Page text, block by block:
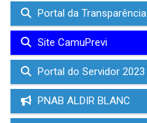
Portal da Transparência
Site CamuPrevi
Portal do Servidor 2023
PNAB ALDIR BLANC